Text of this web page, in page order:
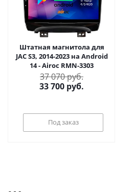
Штатная магнитола для
JAC S3, 2014-2023 на Android
14 - Airoc RMN-3303
37 070 руб.
33 700 руб.
Под заказ